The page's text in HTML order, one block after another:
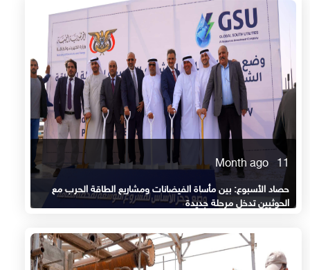
11 Month ago
حصاد الأسبوع: بين مأساة الفيضانات ومشاريع الطاقة الحرب مع
الحوثيين تدخل مرحلة جديدة